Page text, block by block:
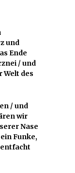
und
Ende
/ und
Welt des
/ und
wir
Nase
Funke,
entfacht